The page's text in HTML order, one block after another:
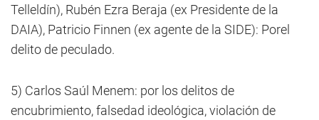
Telleldín), Rubén Ezra Beraja (ex Presidente de la
DAIA), Patricio Finnen (ex agente de la SIDE): Porel
delito de peculado.
5) Carlos Saúl Menem: por los delitos de
encubrimiento, falsedad ideológica, violación de